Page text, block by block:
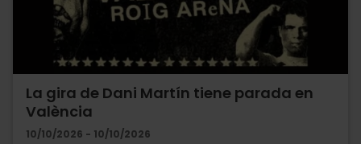
La gira de Dani Martín tiene parada en
València
10/10/2026 - 10/10/2026